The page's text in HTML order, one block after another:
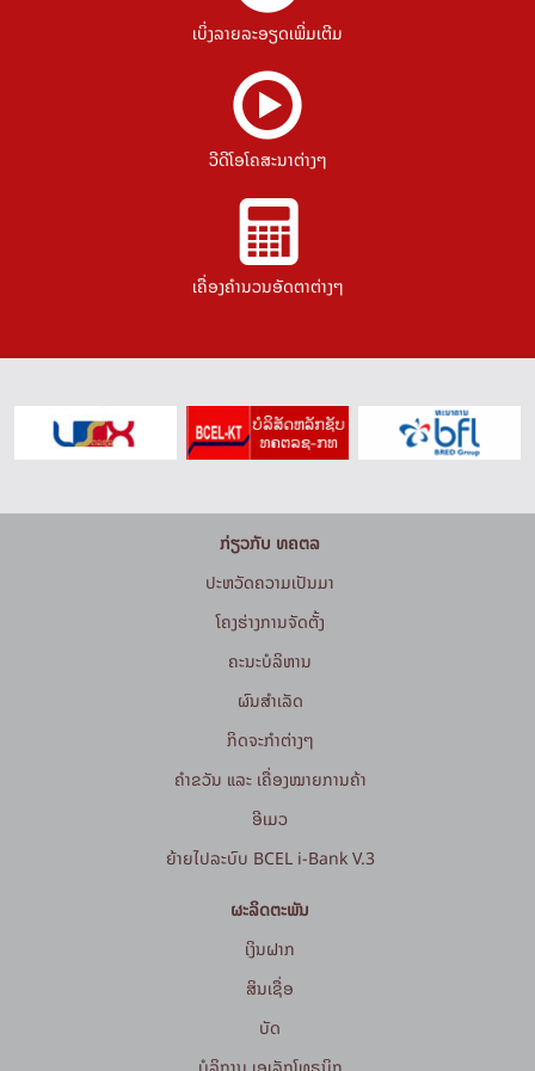
ເບິ່ງລາຍລະອຽດເພີ່ມເຕີມ
ວີດີໂອໂຄສະນາຕ່າງໆ
ເຄື່ອງຄຳນວນອັດຕາຕ່າງໆ
ກ່ຽວກັບ ທຄຕລ
ປະຫວັດຄວາມເປັນມາ
ໂຄງຮ່າງການຈັດຕັ້ງ
ຄະນະບໍລິຫານ
ຜົນສຳເລັດ
ກິດຈະກໍາຕ່າງໆ
ຄຳຂວັນ ແລະ ເຄື່ອງໝາຍການຄ້າ
ອີເມວ
ຍ້າຍໄປລະບົບ BCEL i-Bank V.3
ຜະລິດຕະພັນ
ເງິນຝາກ
ສິນເຊື່ອ
ບັດ